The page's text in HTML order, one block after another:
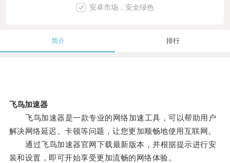
安卓市场，安全绿色
简介 排行
飞鸟加速器
飞鸟加速器是一款专业的网络加速工具，可以帮助用户
解决网络延迟、卡顿等问题，让您更加顺畅地使用互联网。
通过飞鸟加速器官网下载最新版本，并根据提示进行安
装和设置，即可开始享受更加流畅的网络体验。